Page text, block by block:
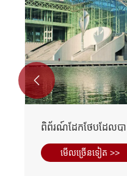
ពិព័រណ៍ដែកថែបដែលបា
មើល​ច្រើន​ទៀត >>
